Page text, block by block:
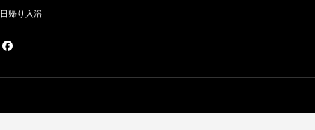
日帰り入浴